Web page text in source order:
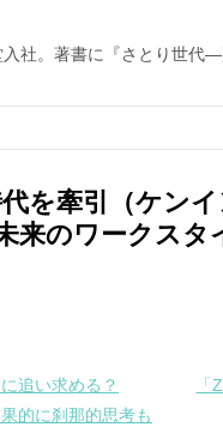
社。著書に『さとり世代
を牽引（ケン
来のワークスタ
追い求める？
的に刹那的思考も